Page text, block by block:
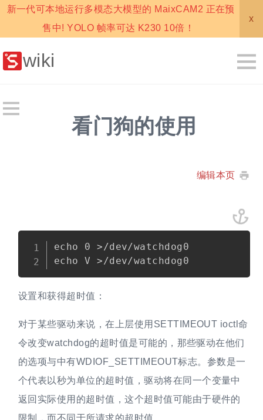
新一代可本地运行多模态大模型的 MaixCAM2 正在预
售中! YOLO 帧率可达 K230 10倍！
x
wiki
看门狗的使用
编辑本页
echo 0 >/dev/watchdog0
设置和获得超时值：
对于某些驱动来说，在上层使用SETTIMEOUT ioctl命
令改变watchdog的超时值是可能的，那些驱动在他们
的选项与中有WDIOF_SETTIMEOUT标志。参数是一
个代表以秒为单位的超时值，驱动将在同一个变量中
返回实际使用的超时值，这个超时值可能由于硬件的
限制，而不同于所请求的超时值